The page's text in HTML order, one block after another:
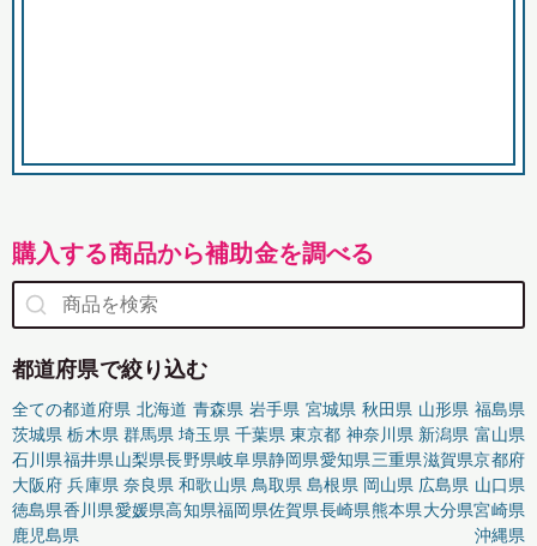
購入する商品から補助金を調べる
都道府県で絞り込む
全ての都道府県 北海道 青森県 岩手県 宮城県 秋田県 山形県 福島県
茨城県 栃木県 群馬県 埼玉県 千葉県 東京都 神奈川県 新潟県 富山県
石川県福井県山梨県長野県岐阜県静岡県愛知県三重県滋賀県京都府
大阪府 兵庫県 奈良県 和歌山県 鳥取県 島根県 岡山県 広島県 山口県
徳島県香川県愛媛県高知県福岡県佐賀県長崎県熊本県大分県宮崎県
鹿児島県
沖縄県